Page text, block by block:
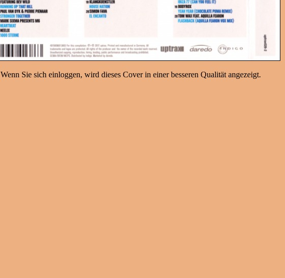
Wenn Sie sich einloggen, wird dieses Cover in einer besseren Qualität angezeigt.